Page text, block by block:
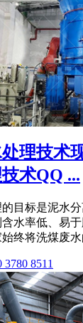
理技术
术QQ ...
目标是泥水
水率低、易
终将洗煤废
8511